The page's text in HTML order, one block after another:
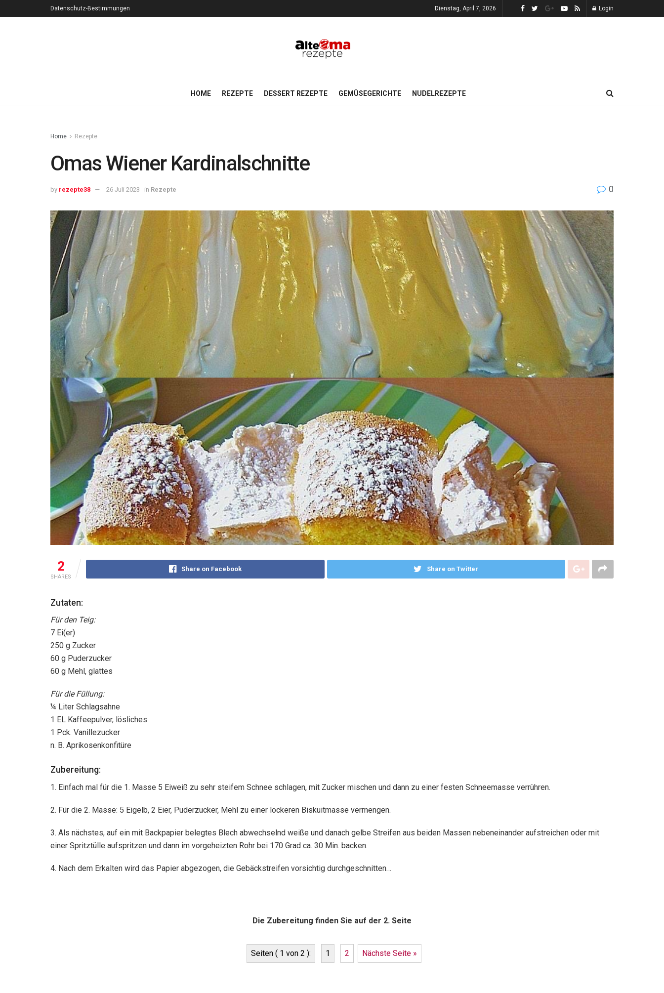
Datenschutz-Bestimmungen Dienstag, April 7, 2026 Login
HOME REZEPTE DESSERT REZEPTE GEMÜSEGERICHTE NUDELREZEPTE
Home Rezepte
Omas Wiener Kardinalschnitte
by rezepte38 26 Juli 2023 in Rezepte 0
2
SHARES
Share on Facebook Share on Twitter
Zutaten:
Für den Teig:
7 Ei(er)
250 g Zucker
60 g Puderzucker
60 g Mehl, glattes
Für die Füllung:
¼ Liter Schlagsahne
1 EL Kaffeepulver, lösliches
1 Pck. Vanillezucker
n. B. Aprikosenkonfitüre
Zubereitung:
1. Einfach mal für die 1. Masse 5 Eiweiß zu sehr steifem Schnee schlagen, mit Zucker mischen und dann zu einer festen Schneemasse verrühren.
2. Für die 2. Masse: 5 Eigelb, 2 Eier, Puderzucker, Mehl zu einer lockeren Biskuitmasse vermengen.
3. Als nächstes, auf ein mit Backpapier belegtes Blech abwechselnd weiße und danach gelbe Streifen aus beiden Massen nebeneinander aufstreichen oder mit
einer Spritztülle aufspritzen und dann im vorgeheizten Rohr bei 170 Grad ca. 30 Min. backen.
4. Nach dem Erkalten wird das Papier abgezogen, die Gebäckstreifen vorsichtig durchgeschnitten…
Die Zubereitung finden Sie auf der 2. Seite
Seiten ( 1 von 2 ): 1 2 Nächste Seite »